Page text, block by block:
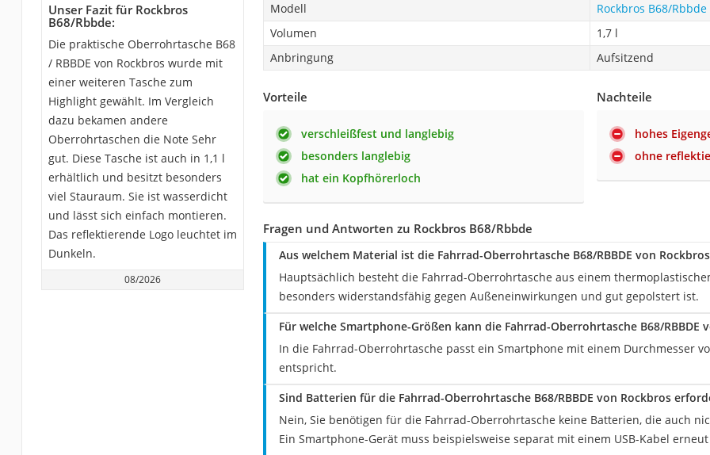
Unser Fazit für Rockbros
B68/Rbbde:
Die praktische Oberrohrtasche B68
/ RBBDE von Rockbros wurde mit
einer weiteren Tasche zum
Highlight gewählt. Im Vergleich
dazu bekamen andere
Oberrohrtaschen die Note Sehr
gut. Diese Tasche ist auch in 1,1 l
erhältlich und besitzt besonders
viel Stauraum. Sie ist wasserdicht
und lässt sich einfach montieren.
Das reflektierende Logo leuchtet im
Dunkeln.
08/2026
Modell
Rockbros B68/Rbbde
Volumen
1,7 l
Anbringung
Aufsitzend
Vorteile
verschleißfest und langlebig
besonders langlebig
hat ein Kopfhörerloch
Nachteile
hohes
ohne
Fragen und Antworten zu Rockbros B68/Rbbde
Aus welchem Material ist die Fahrrad-Oberrohrtasche B68/RBBDE von
Hauptsächlich besteht die Fahrrad-Oberrohrtasche aus einem
besonders widerstandsfähig gegen Außeneinwirkungen und gut gepolstert ist.
Für welche Smartphone-Größen kann die Fahrrad-Oberrohrtasche B68/RBBDE
In die Fahrrad-Oberrohrtasche passt ein Smartphone mit einem Durchmesser
entspricht.
Sind Batterien für die Fahrrad-Oberrohrtasche B68/RBBDE von Rockbros
Nein, Sie benötigen für die Fahrrad-Oberrohrtasche keine Batterien, die auch
Ein Smartphone-Gerät muss beispielsweise separat mit einem USB-Kabel